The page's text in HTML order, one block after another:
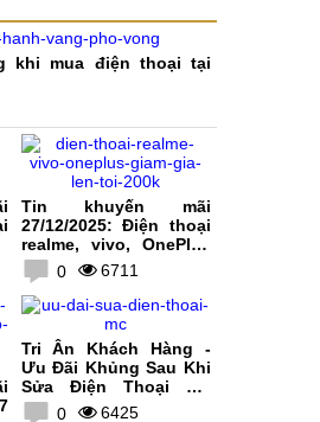
khi mua điện thoại tại
Tin khuyến mãi
27/12/2025: Điện thoại
realme, vivo, OnePlus
giảm giá lên tới 200K
0 6711
Tri Ân Khách Hàng -
Ưu Đãi Khủng Sau Khi
Sửa Điện Thoại Tại
MobileCity
0 6425